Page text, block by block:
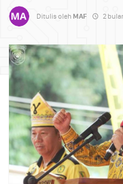
Ditulis oleh MAF 2